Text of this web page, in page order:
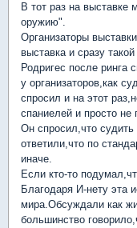
В тот раз на выставке
оружию".
Организаторы
выставка и сразу
Родригес после ринга
у организаторов,как
спросил и на этот
спаниелей и просто не
Он спросил,что судить
ответили,что по
иначе.
Если кто-то
Благодаря И-нету эта
мира.Обсуждали как
большинство